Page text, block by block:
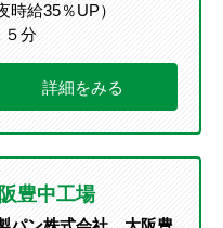
時給35％UP）
５分
詳細をみる
豊中工場